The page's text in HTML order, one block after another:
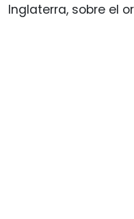
Inglaterra, sobre el